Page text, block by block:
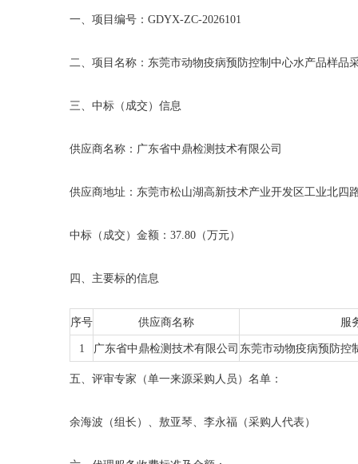
一、 项目编号： GDYX-ZC-2026101
二、项目名称： 东莞市动物疫病预防控制中心水产品样品
三、中标（成交）信息
供应商名称：广东省中鼎检测技术有限公司
供应商地址：东莞市松山湖高新技术产业开发区工业北四
中标（成交）金额： 37 80（万元）
四、主要标的信息
序号 供应商名称 服
1 广东省中鼎检测技术有限公司 东莞市动物疫病预防控
五、评审专家（单一来源采购人员）名单：
余海波（组长）、敖亚琴、李永福（采购人代表）